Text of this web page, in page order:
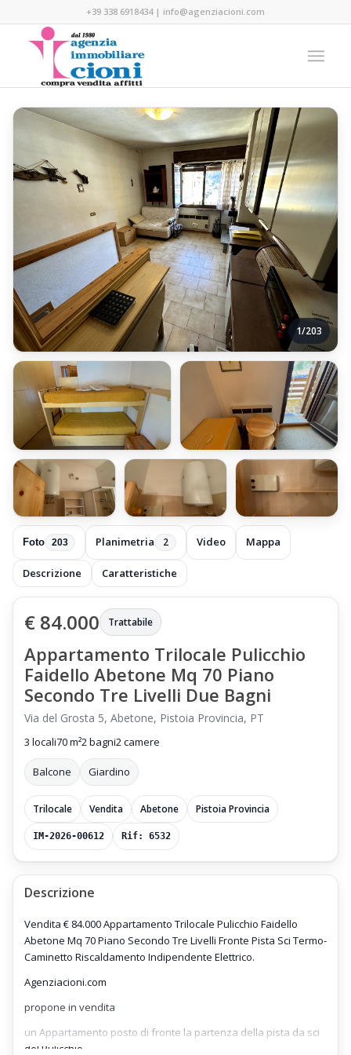
+39 338 6918434| info@agenziacioni.com
1/203
+197 foto
Foto 203 Planimetria 2 Video Mappa
Descrizione Caratteristiche
€ 84.000 Trattabile
Appartamento Trilocale Pulicchio
Faidello Abetone Mq 70 Piano
Secondo Tre Livelli Due Bagni
Via del Grosta 5, Abetone, Pistoia Provincia, PT
3 locali70 m²2 bagni2 camere
Balcone Giardino
Trilocale Vendita Abetone Pistoia Provincia
IM-2026-00612 Rif: 6532
Descrizione
Vendita € 84.000 Appartamento Trilocale Pulicchio Faidello
Abetone Mq 70 Piano Secondo Tre Livelli Fronte Pista Sci Termo-
Caminetto Riscaldamento Indipendente Elettrico.
Agenziacioni.com
propone in vendita
un Appartamento posto di fronte la partenza della pista da sci
del Pulicchio,